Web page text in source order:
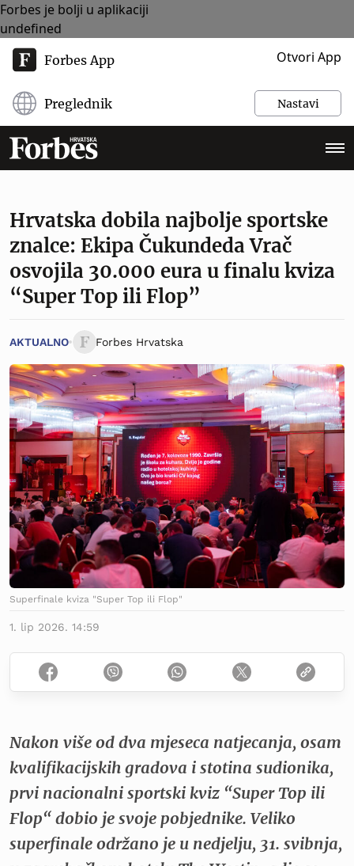
Forbes je bolji u aplikaciji
undefined
Forbes App Otvori App
Preglednik Nastavi
Hrvatska dobila najbolje sportske
znalce: Ekipa Čukundeda Vrač
osvojila 30.000 eura u finalu kviza
“Super Top ili Flop”
AKTUALNO Forbes Hrvatska
Superfinale kviza "Super Top ili Flop"
1. lip 2026. 14:59
Nakon više od dva mjeseca natjecanja, osam
kvalifikacijskih gradova i stotina sudionika,
prvi nacionalni sportski kviz “Super Top ili
Flop“ dobio je svoje pobjednike. Veliko
superfinale održano je u nedjelju, 31. svibnja,